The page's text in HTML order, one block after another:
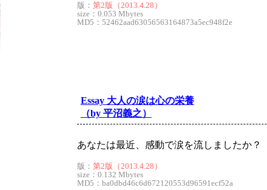
版： 第2版（2013.4.28）
size：0.053 Mbytes
MD5：52462aad63056563164873a5ec948f2e
Essay 大人の涙は心の栄養
（by 平沼義之）
あなたは最近、感動で涙を流しましたか？
版： 第2版（2013.4.28）
size：0.132 Mbytes
MD5：ba0dbd46c6d672120553d96591ecf52a